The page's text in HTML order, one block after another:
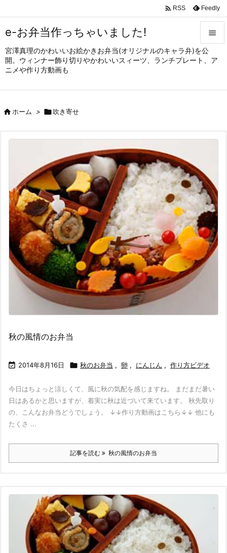
e-お弁当作っちゃいました!
宮澤真理のかわいいお絵かきお弁当(オリジナルのキャラ弁)を公
開。ウィンナー飾り切りやかわいいスィーツ、ランチプレート、ア
ニメや作り方動画も


メニュ
サイド

 RSS Feedly
ホーム > 吹き寄せ
秋の風情のお弁当
 2014年8月16日  秋のお弁当 , 卵 , にんじん , 作り方ビデオ
今日はちょっと涼しくて、風に秋の気配を感じますね。 まだまだ暑い
日はあるかと思いますが、着実に秋は近づいて来ています。 秋先取り
の、こんなお弁当どうでしょう。 ↓↓作り方動画はこちら↓↓ 他にも
たくさ ...
記事を読む 秋の風情のお弁当